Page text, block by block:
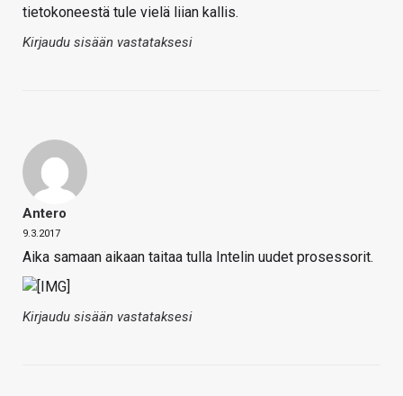
tietokoneestä tule vielä liian kallis.
Kirjaudu sisään vastataksesi
Antero
9.3.2017
Aika samaan aikaan taitaa tulla Intelin uudet prosessorit.
Kirjaudu sisään vastataksesi